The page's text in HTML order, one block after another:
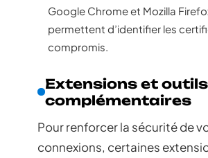
Google Chrome et Mozilla
permettent d’identifier les
compromis.
Extensions et outils
complémentaires
Pour renforcer la sécurité de
connexions, certaines